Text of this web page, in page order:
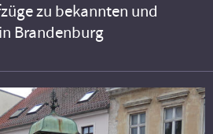
zu bekannten und
Brandenburg